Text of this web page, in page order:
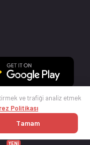
YENİ
ve trafiği analiz etmek
Politikası
Tamam